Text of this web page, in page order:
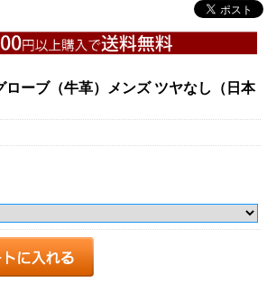
ローブ（牛革）メンズ ツヤなし（日本